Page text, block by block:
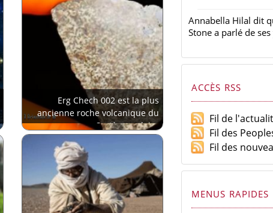
Erg Chech 002 est la plus
ancienne roche volcanique du
Système solaire
Annabella Hilal dit
Stone a parlé de
ACCÈS RSS
Fil de
Fil des
Fil des
MENUS RAPIDES